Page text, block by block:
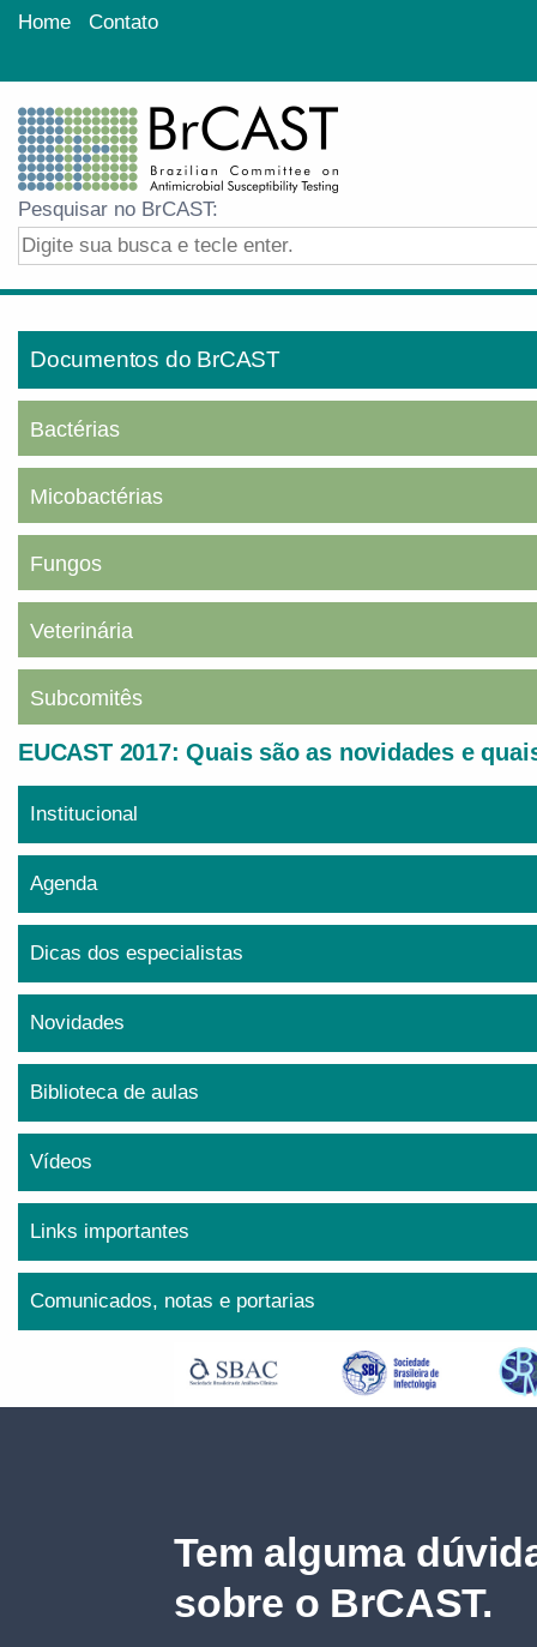
Home Contato
Pesquisar no BrCAST:
Documentos do BrCAST
Bactérias
Micobactérias
Fungos
Veterinária
Subcomitês
EUCAST 2017: Quais são as novidades e
Institucional
Agenda
Dicas dos especialistas
Novidades
Biblioteca de aulas
Vídeos
Links importantes
Comunicados, notas e portarias
Tem alguma
sobre o BrCAST.